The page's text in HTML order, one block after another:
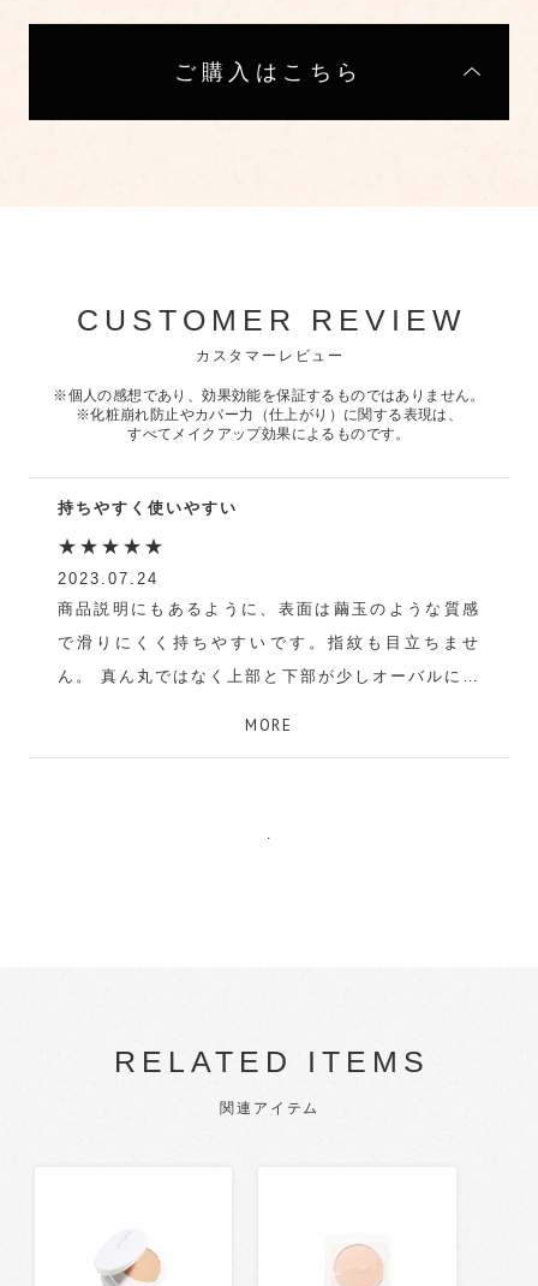
ご購入はこちら
CUSTOMER REVIEW
カスタマーレビュー
※個人の感想であり、効果効能を保証するものではありません。
※化粧崩れ防止やカバー力（仕上がり）に関する表現は、
すべてメイクアップ効果によるものです。
持ちやすく使いやすい
★★★★★
2023.07.24
商品説明にもあるように、表面は繭玉のような質感
で滑りにくく持ちやすいです。指紋も目立ちませ
ん。 真ん丸ではなく上部と下部が少しオーバルにな
MORE
.
RELATED ITEMS
関連アイテム